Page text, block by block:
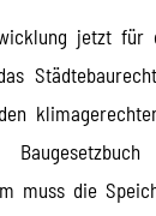
jetzt
muss die